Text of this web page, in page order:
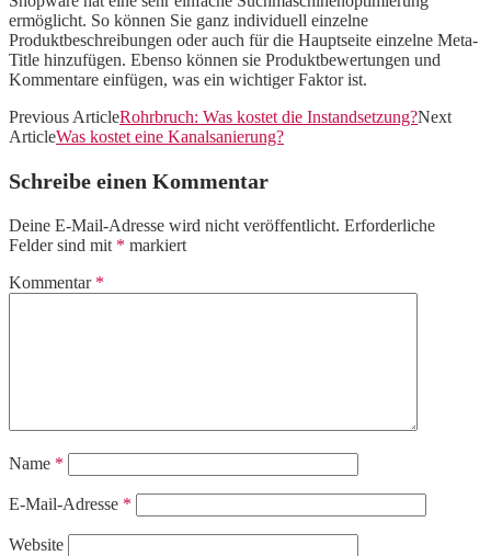
ermöglicht. So können Sie ganz individuell einzelne
Produktbeschreibungen oder auch für die Hauptseite einzelne Meta-
Title hinzufügen. Ebenso können sie Produktbewertungen und
Kommentare einfügen, was ein wichtiger Faktor ist.
Previous ArticleRohrbruch: Was kostet die Instandsetzung?Next
ArticleWas kostet eine Kanalsanierung?
Schreibe einen Kommentar
Deine E-Mail-Adresse wird nicht veröffentlicht. Erforderliche
Felder sind mit * markiert
Kommentar *
Name *
E-Mail-Adresse *
Website